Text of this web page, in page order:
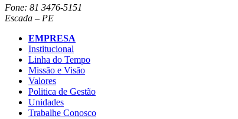
Fone: 81 3476-5151
Escada – PE
EMPRESA
Institucional
Linha do Tempo
Missão e Visão
Valores
Politica de Gestão
Unidades
Trabalhe Conosco